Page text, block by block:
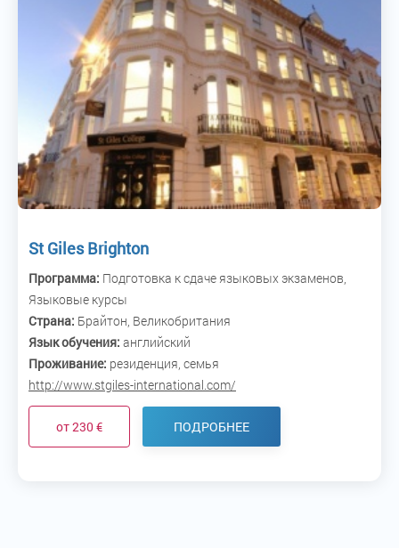
St Giles Brighton
Программа: Подготовка к сдаче языковых экзаменов,
Языковые курсы
Страна: Брайтон, Великобритания
Язык обучения: английский
Проживание: резиденция, семья
http://www.stgiles-international.com/
от 230 € ПОДРОБНЕЕ